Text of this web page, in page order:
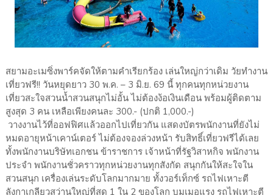
สยามอะเมซิ่งพาร์คจัดให้ตามคำเรียกร้อง เล่นใหญ่กว่าเดิม วัยทำงาน
เที่ยวฟรี!! วันหยุดยาว 30 พ.ค. – 3 มิ.ย. 69 นี้ ทุกคนทุกหน่วยงาน
เที่ยวสะใจสวนน้ำสวนสนุกไม่อั้น ไม่ต้องง้อเงินเดือน พร้อมผู้ติดตาม
สูงสุด 3 คน เหลือเพียงคนละ 300.- (ปกติ 1,000.-)
วางงานไว้ที่ออฟฟิศแล้วออกไปเที่ยวกัน แสดงบัตรพนักงานที่ยังไม่
หมดอายุหน้าเคาน์เตอร์ ไม่ต้องจองล่วงหน้า รับสิทธิ์เที่ยวฟรีได้เลย
ทั้งพนักงานบริษัทเอกชน ข้าราชการ เจ้าหน้าที่รัฐวิสาหกิจ พนักงาน
ประจำ พนักงานชั่วคราวทุกหน่วยงานทุกสังกัด สนุกกันให้สะใจใน
สวนสนุก เครื่องเล่นระดับโลกมากมาย ทั้งวอร์เท็กซ์ รถไฟเหาะตี
ลังกาเกลียวสว่านใหญ่ที่สุด 1 ใน 2 ของโลก บูมเมอแรง รถไฟเหาะตี